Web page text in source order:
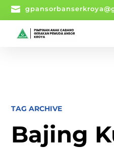

TAG ARCHIVE
Bajing